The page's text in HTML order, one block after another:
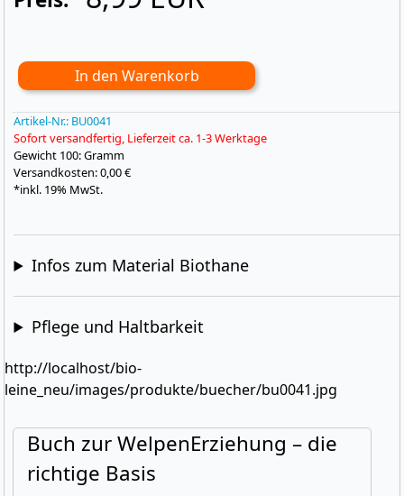
Artikel-Nr.: BU0041
Sofort versandfertig, Lieferzeit ca. 1-3 Werktage
Gewicht 100: Gramm
Versandkosten: 0,00 €
*inkl. 19% MwSt.
Infos zum Material Biothane
Pflege und Haltbarkeit
http://localhost/bio-
leine_neu/images/produkte/buecher/bu0041.jpg
Buch zur WelpenErziehung – die
richtige Basis